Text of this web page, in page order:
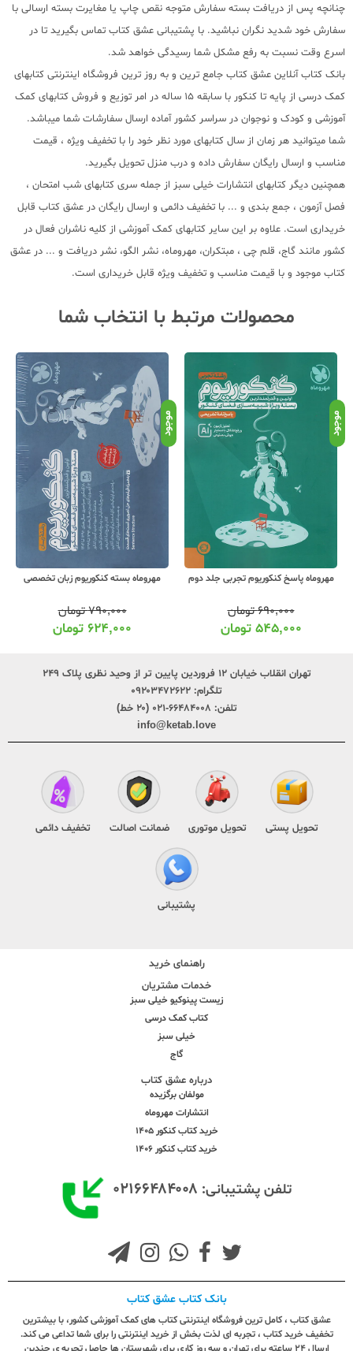
چنانچه پس از دریافت بسته سفارش متوجه نقص چاپ یا مغایرت بسته ارسالی با
سفارش خود شدید نگران نباشید. با پشتیبانی عشق کتاب تماس بگیرید تا در
اسرع وقت نسبت به رفع مشکل شما رسیدگی خواهد شد.
بانک کتاب آنلاین عشق کتاب جامع ترین و به روز ترین فروشگاه اینترنتی کتابهای
کمک درسی از پایه تا کنکور با سابقه 15 ساله در امر توزیع و فروش کتابهای کمک
آموزشی و کودک و نوجوان در سراسر کشور آماده ارسال سفارشات شما میباشد.
شما میتوانید هر زمان از سال کتابهای مورد نظر خود را با تخفیف ویژه ، قیمت
مناسب و ارسال رایگان سفارش داده و درب منزل تحویل بگیرید.
همچنین دیگر کتابهای انتشارات خیلی سبز از جمله سری کتابهای شب امتحان ،
فصل آزمون ، جمع بندی و ... با تخفیف دائمی و ارسال رایگان در عشق کتاب قابل
خریداری است. علاوه بر این سایر کتابهای کمک آموزشی از کلیه ناشران فعال در
کشور مانند گاج، قلم چی ، مبتکران، مهروماه، نشر الگو، نشر دریافت و ... در عشق
کتاب موجود و با قیمت مناسب و تخفیف ویژه قابل خریداری است.
محصولات مرتبط با انتخاب شما
موجود
مهروماه پاسخ کنکوریوم تجربی جلد دوم
۶۹۰,۰۰۰تومان
۵۴۵,۰۰۰ تومان
موجود
مهروماه بسته کنکوریوم زبان تخصصی
۷۹۰,۰۰۰تومان
۶۲۴,۰۰۰ تومان
تهران انقلاب خیابان ۱۲ فروردین پایین تر از وحید نظری پلاک ۲۴۹
تلگرام: ۰۹۲۰۳۴۷۲۶۲۲
تلفن: ۶۶۴۸۴۰۰۸-۰۲۱ (۲۰ خط)
info@ketab.love
تحویل پستی تحویل موتوری ضمانت اصالت تخفیف دائمی
پشتیبانی
راهنمای خرید
خدمات مشتریان
زیست پینوکیو خیلی سبز
کتاب کمک درسی
خیلی سبز
گاج
درباره عشق کتاب
مولفان برگزیده
انتشارات مهروماه
خرید کتاب کنکور 1405
خرید کتاب کنکور 1406
تلفن پشتیبانی: ۰۲۱۶۶۴۸۴۰۰۸
بانک کتاب عشق کتاب
عشق کتاب ، کامل ترین فروشگاه اینترنتی کتاب های کمک آموزشی کشور، با بیشترین
تخفیف خرید کتاب ، تجربه ای لذت بخش از خرید اینترنتی را برای شما تداعی می کند.